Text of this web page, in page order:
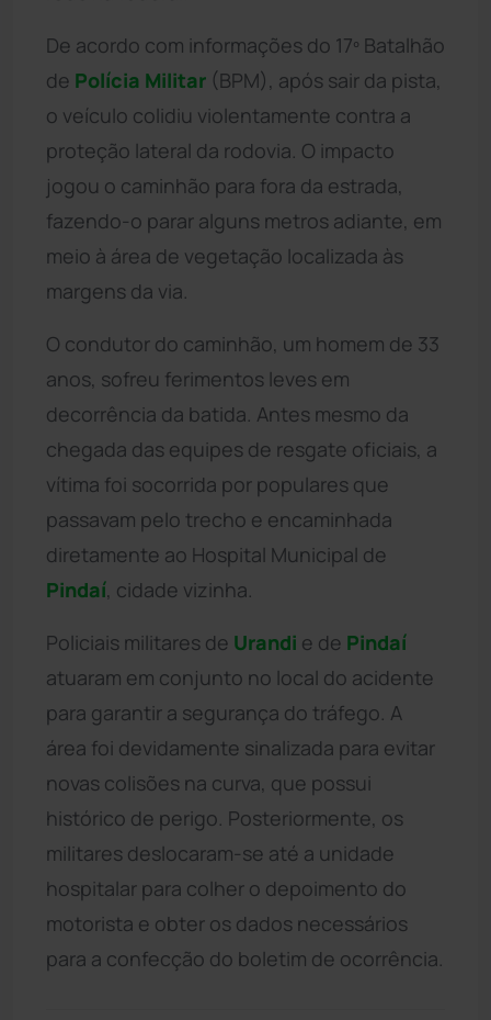
De acordo com informações do 17º Batalhão
de Polícia Militar (BPM), após sair da pista,
o veículo colidiu violentamente contra a
proteção lateral da rodovia. O impacto
jogou o caminhão para fora da estrada,
fazendo-o parar alguns metros adiante, em
meio à área de vegetação localizada às
margens da via.
O condutor do caminhão, um homem de 33
anos, sofreu ferimentos leves em
decorrência da batida. Antes mesmo da
chegada das equipes de resgate oficiais, a
vítima foi socorrida por populares que
passavam pelo trecho e encaminhada
diretamente ao Hospital Municipal de
Pindaí, cidade vizinha.
Policiais militares de Urandi e de Pindaí
atuaram em conjunto no local do acidente
para garantir a segurança do tráfego. A
área foi devidamente sinalizada para evitar
novas colisões na curva, que possui
histórico de perigo. Posteriormente, os
militares deslocaram-se até a unidade
hospitalar para colher o depoimento do
motorista e obter os dados necessários
para a confecção do boletim de ocorrência.